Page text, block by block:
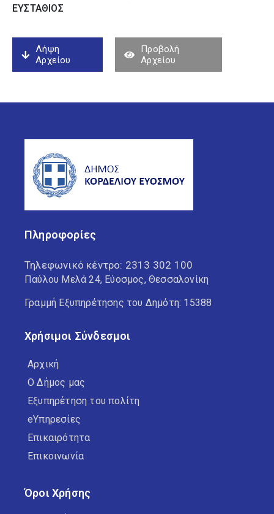
ΕΥΣΤΑΘΙΟΣ
Λήψη
Αρχείου
Προβολή
Αρχείου
Πληροφορίες
Τηλεφωνικό κέντρο: 2313 302 100
Παύλου Μελά 24, Εύοσμος, Θεσσαλονίκη
Γραμμή Εξυπηρέτησης του Δημότη: 15388
Χρήσιμοι Σύνδεσμοι
Αρχική
Ο Δήμος μας
Εξυπηρέτηση του πολίτη
eΥπηρεσίες
Επικαιρότητα
Επικοινωνία
Όροι Χρήσης